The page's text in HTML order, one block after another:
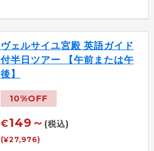
ヴェルサイユ宮殿 英語ガイド
付半日ツアー 【午前または午
後】
10%OFF
€149～ (税込)
(¥27,976)